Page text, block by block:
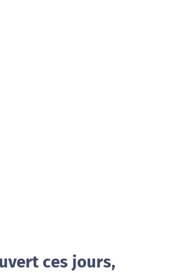
ces jours,